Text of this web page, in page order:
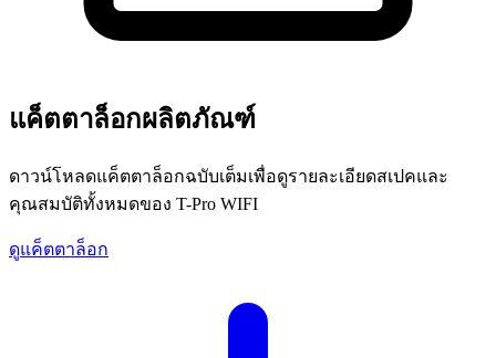
แค็ตตาล็อกผลิตภัณฑ์
ดาวน์โหลดแค็ตตาล็อกฉบับเต็มเพื่อดูรายละเอียดสเปคและ
คุณสมบัติทั้งหมดของ T-Pro WIFI
ดูแค็ตตาล็อก